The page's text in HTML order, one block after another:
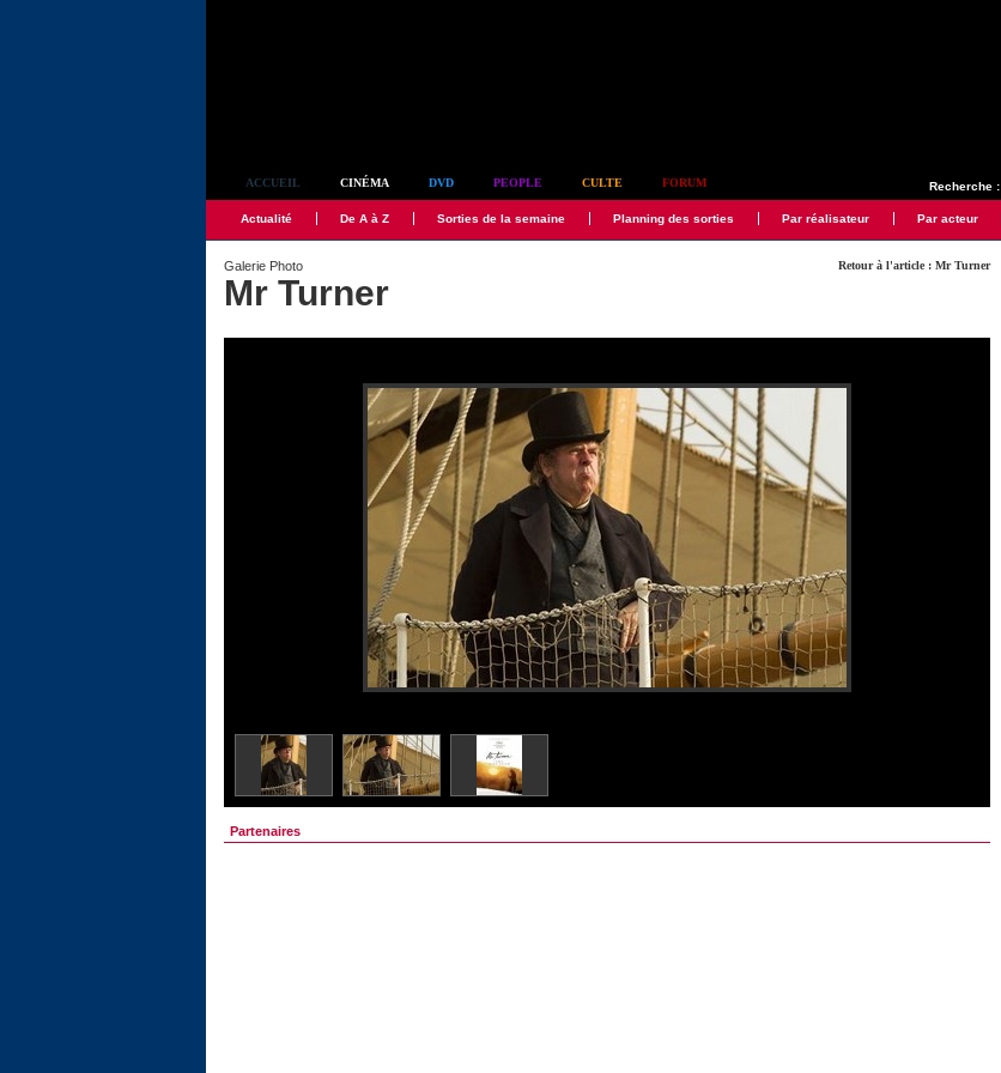
Recherche :
ACCUEIL CINÉMA DVD PEOPLE CULTE FORUM
Actualité De A à Z Sorties de la semaine Planning des sorties Par réalisateur Par acteur
Retour à l'article : Mr Turner
Galerie Photo
Mr Turner
Partenaires